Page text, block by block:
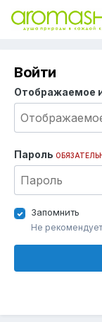
Войти
Отображаемое
Пароль
Запомнить
Не